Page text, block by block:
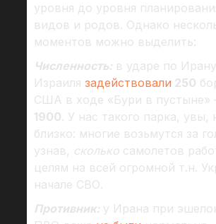
уровня до уровня
видов и родов. Однако
моментов можно выделить:
Численность:в ударе по
Израиля задействовали 250
США в ходе «Бури в пустыне»
1900. У нас такого парка, увы,
близко: многие возьмутся за
узнав, сколькосамолетов
целям на всей огромной т.н.
начале СВО.
Противник:у Ирана при